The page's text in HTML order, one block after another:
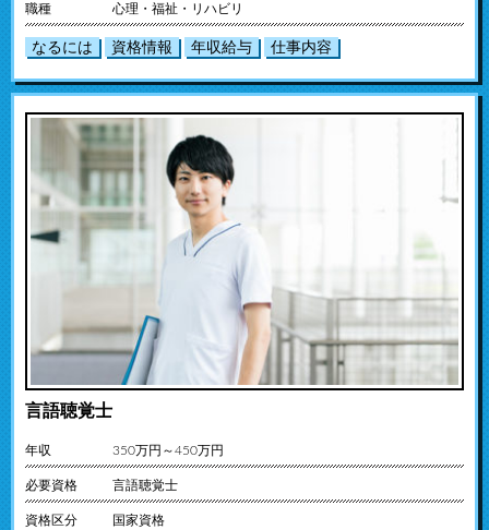
職種 心理・福祉・リハビリ
なるには 資格情報 年収給与 仕事内容
言語聴覚士
年収 350万円～450万円
必要資格 言語聴覚士
資格区分 国家資格